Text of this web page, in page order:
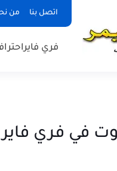
اتصل بنا من
فري فاير